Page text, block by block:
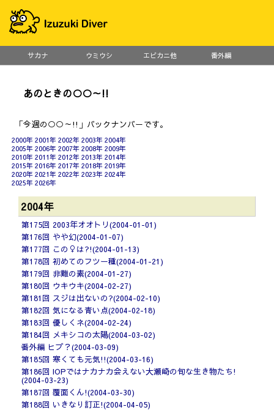
サカナ ウミウシ エビカニ他 番外編
あのときの○○～!!
「今週の○○～!!」バックナンバーです。
2000年 2001年 2002年 2003年 2004年
2005年 2006年 2007年 2008年 2009年
2010年 2011年 2012年 2013年 2014年
2015年 2016年 2017年 2018年 2019年
2020年 2021年 2022年 2023年 2024年
2025年 2026年
2004年
第175回 2003年オオトリ(2004-01-01)
第176回 やや幻(2004-01-07)
第177回 この♀は?!(2004-01-13)
第178回 初めてのフツー種(2004-01-21)
第179回 非難の素(2004-01-27)
第180回 ウキウキ(2004-02-27)
第181回 スジは出ないの?(2004-02-10)
第182回 気になる青い点(2004-02-18)
第183回 優しくネ(2004-02-24)
第184回 メキシコの太陽(2004-03-02)
番外編 ヒブ？(2004-03-09)
第185回 寒くても元気!!(2004-03-16)
第186回 IOPではナカナカ会えない大瀬崎の旬な生き物たち!
(2004-03-23)
第187回 覆面くん!(2004-03-30)
第188回 いきなり訂正!(2004-04-05)